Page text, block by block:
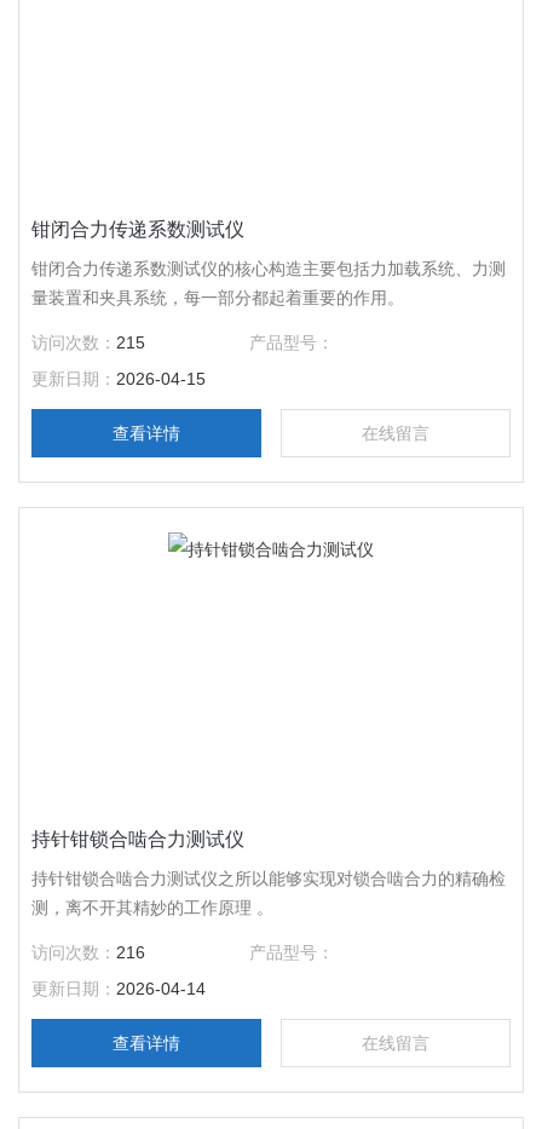
钳闭合力传递系数测试仪
钳闭合力传递系数测试仪的核心构造主要包括力加载系统、力测
量装置和夹具系统，每一部分都起着重要的作用。
访问次数： 215
产品型号：
更新日期： 2026-04-15
查看详情 在线留言
持针钳锁合啮合力测试仪
持针钳锁合啮合力测试仪之所以能够实现对锁合啮合力的精确检
测，离不开其精妙的工作原理 。
访问次数： 216
产品型号：
更新日期： 2026-04-14
查看详情 在线留言